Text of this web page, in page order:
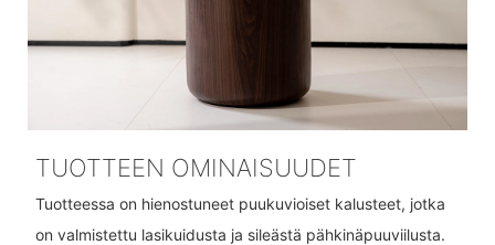
TUOTTEEN OMINAISUUDET
Tuotteessa on hienostuneet puukuvioiset kalusteet, jotka
on valmistettu lasikuidusta ja sileästä pähkinäpuuviilusta.